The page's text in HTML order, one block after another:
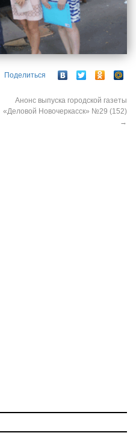
Поделиться
Анонс выпуска городской газеты
«Деловой Новочеркасск» №29 (152)
→